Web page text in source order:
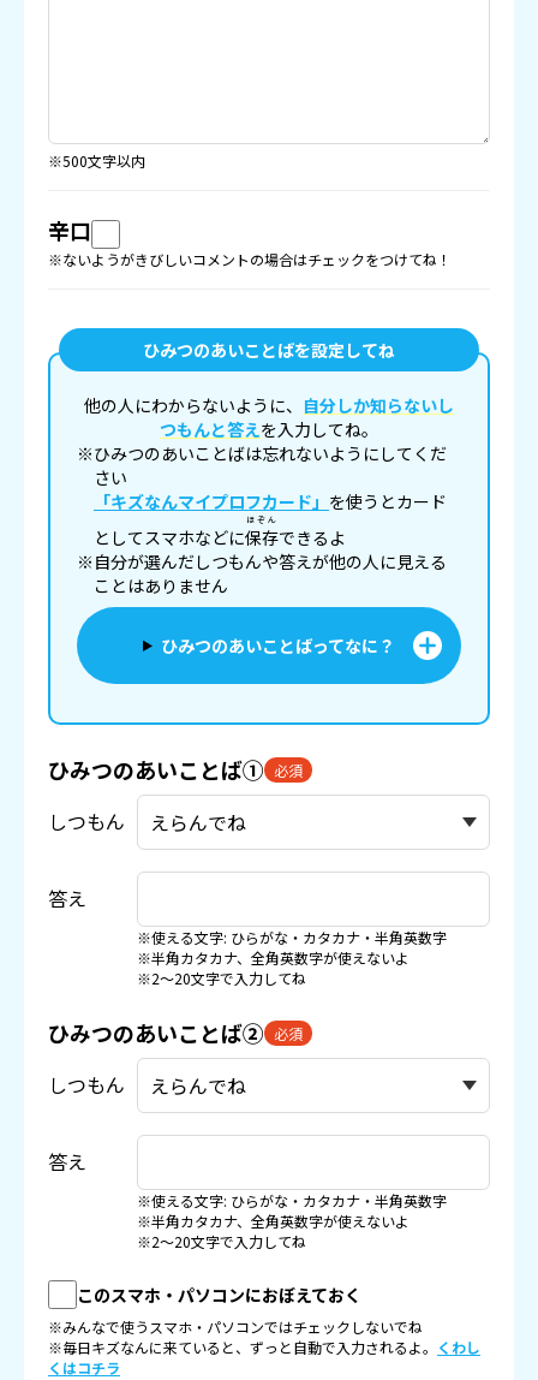
※500文字以内
辛口
※ないようがきびしいコメントの場合はチェックをつけてね！
ひみつのあいことばを設定してね
他の人にわからないように、 自分しか知らないし
つもんと答えを入力してね。
※ひみつのあいことばは忘れないようにしてくだ
さい
「キズなんマイプロフカード」 を使うとカード
としてスマホなどに保存
ほぞん
できるよ
※自分が選んだしつもんや答えが他の人に見える
ことはありません
ひみつのあいことばってなに？
ひみつのあいことば① 必須
しつもん
答え
※使える文字: ひらがな・カタカナ・半角英数字
※半角カタカナ、全角英数字が使えないよ
※2〜20文字で入力してね
ひみつのあいことば② 必須
しつもん
答え
※使える文字: ひらがな・カタカナ・半角英数字
※半角カタカナ、全角英数字が使えないよ
※2〜20文字で入力してね
このスマホ・パソコンにおぼえておく
※みんなで使うスマホ・パソコンではチェックしないでね
※毎日キズなんに来ていると、ずっと自動で入力されるよ。 くわし
くはコチラ